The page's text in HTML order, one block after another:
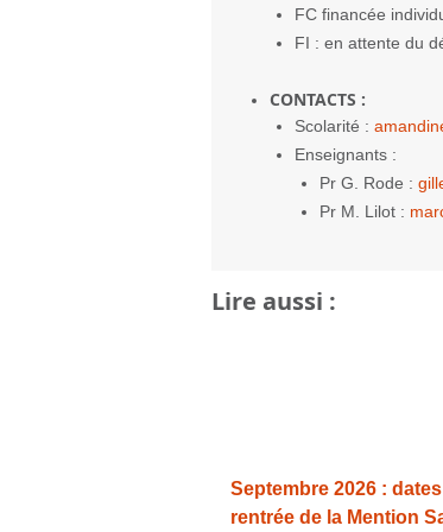
FC financée
FI : en attente du
CONTACTS :
Scolarité :
Enseignants :
Pr G. Rode :
Pr M. Lilot :
Lire aussi :
Septembre 2026 :
rentrée de la Mention